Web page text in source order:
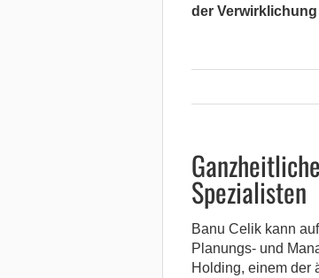
der
Spezialisten
Banu Celik kann
Planungs- und
Holding, einem der